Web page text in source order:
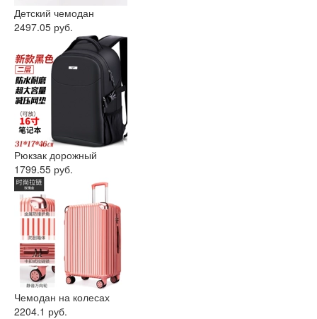
Детский чемодан
2497.05 руб.
Рюкзак дорожный
1799.55 руб.
Чемодан на колесах
2204.1 руб.